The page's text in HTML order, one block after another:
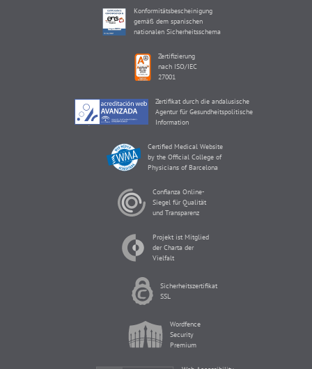
Konformitätsbescheinigung
gemäß dem spanischen
nationalen Sicherheitsschema
Zertifizierung
nach ISO/IEC
27001
Zertifikat durch die andalusische
Agentur für Gesundheitspolitische
Information
Certified Medical Website
by the Official College of
Physicians of Barcelona
Confianza Online-
Siegel für Qualität
und Transparenz
Projekt ist Mitglied
der Charta der
Vielfalt
Sicherheitszertifikat
SSL
Wordfence
Security
Premium